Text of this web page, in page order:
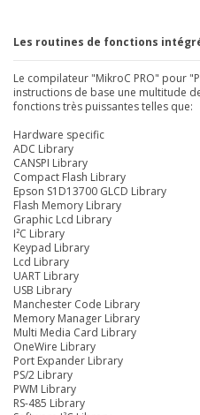
Les routines de fonctions
Le compilateur "MikroC PRO" pour
instructions de base une multitude
fonctions très puissantes telles que:
Hardware specific
ADC Library
CANSPI Library
Compact Flash Library
Epson S1D13700 GLCD Library
Flash Memory Library
Graphic Lcd Library
I²C Library
Keypad Library
Lcd Library
UART Library
USB Library
Manchester Code Library
Memory Manager Library
Multi Media Card Library
OneWire Library
Port Expander Library
PS/2 Library
PWM Library
RS-485 Library